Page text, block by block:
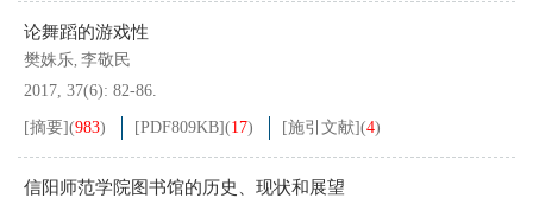
论舞蹈的游戏性
樊姝乐, 李敬民
2017, 37(6): 82-86.
[摘要](983) [PDF809KB](17) [施引文献](4)
信阳师范学院图书馆的历史、现状和展望